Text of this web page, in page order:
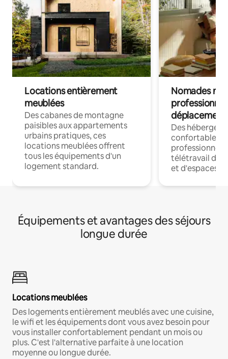
Locations entièrement
meublées
Des cabanes de montagne
paisibles aux appartements
urbains pratiques, ces
locations meublées offrent
tous les équipements d'un
logement standard.
Nomades
déplacement
Des
confortables
professionnels
télétravail
et d'espaces
Équipements et avantages des séjours
longue durée
Locations meublées
Des logements entièrement meublés avec une cuisine,
le wifi et les équipements dont vous avez besoin pour
vous installer confortablement pendant un mois ou
plus. C'est l'alternative parfaite à une location
moyenne ou longue durée.